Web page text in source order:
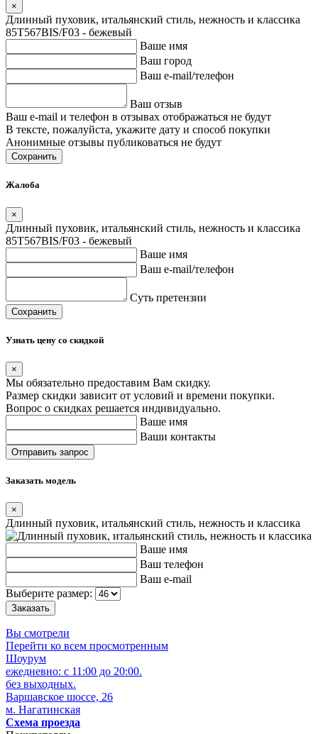
×
Длинный пуховик, итальянский стиль, нежность и классика
85T567BIS/F03 - бежевый
Ваше имя
Ваш город
Ваш e-mail/телефон
Ваш отзыв
Ваш e-mail и телефон в отзывах отображаться не будут
В тексте, пожалуйста, укажите дату и способ покупки
Анонимные отзывы публиковаться не будут
Сохранить
Жалоба
×
Длинный пуховик, итальянский стиль, нежность и классика
85T567BIS/F03 - бежевый
Ваше имя
Ваш e-mail/телефон
Суть претензии
Сохранить
Узнать цену со скидкой
×
Мы обязательно предоставим Вам скидку.
Размер скидки зависит от условий и времени покупки.
Вопрос о скидках решается индивидуально.
Ваше имя
Ваши контакты
Заказать модель
×
Длинный пуховик, итальянский стиль, нежность и классика
Ваше имя
Ваш телефон
Ваш e-mail
Выберите размер:
Вы смотрели
Перейти ко всем просмотренным
Шоурум
ежедневно: с 11:00 до 20:00.
без выходных.
Варшавское шоссе, 26
м. Нагатинская
Схема проезда